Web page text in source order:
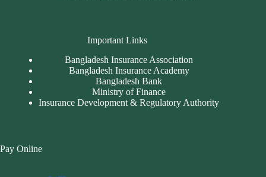
Important Links
Bangladesh Insurance Association
Bangladesh Insurance Academy
Bangladesh Bank
Ministry of Finance
Insurance Development & Regulatory Authority
Pay Online